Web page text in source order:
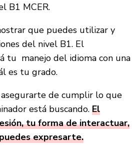
B1 MCER.
que puedes utilizar y
del nivel B1. El
tu manejo del idioma con una
es tu grado.
de cumplir lo que
está buscando. El
tu forma de interactuar,
expresarte.